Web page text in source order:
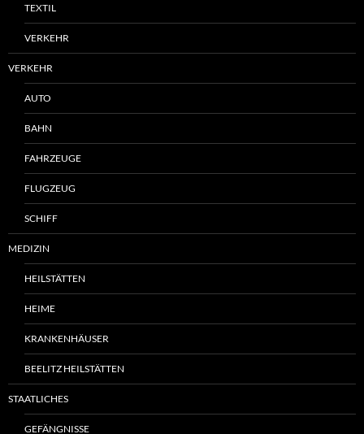
TEXTIL
VERKEHR
VERKEHR
AUTO
BAHN
FAHRZEUGE
FLUGZEUG
SCHIFF
MEDIZIN
HEILSTÄTTEN
HEIME
KRANKENHÄUSER
BEELITZ HEILSTÄTTEN
STAATLICHES
GEFÄNGNISSE